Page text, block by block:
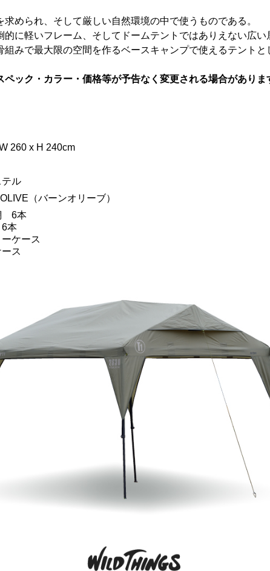
められ、そして厳しい自然環境の中で使うものである。
に軽いフレーム、そしてドームテントではありえない広
みで最大限の空間を作るベースキャンプで使えるテント
ック・カラー・価格等が予告なく変更される場合があり
260 x H 240cm
ル
（バーンオリーブ）
6本
本
ーケース
ース